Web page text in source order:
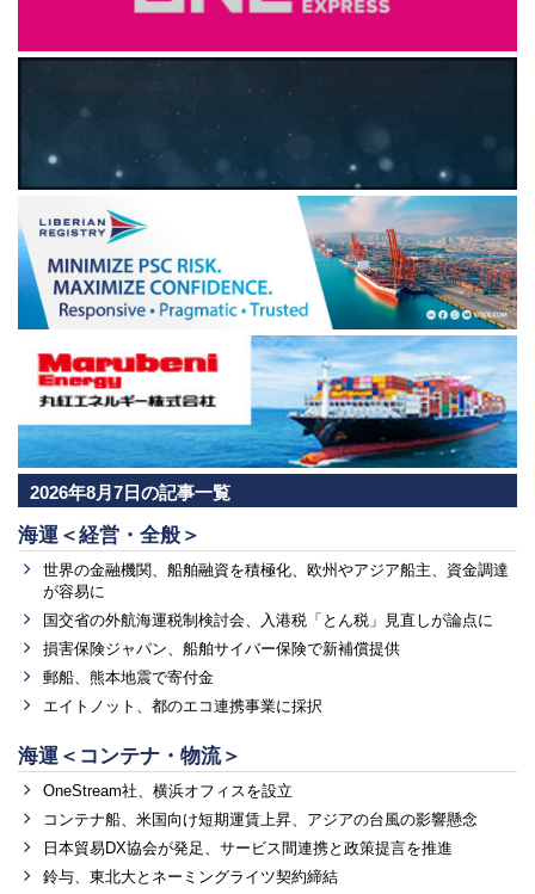
2026年8月7日の記事一覧
海運＜経営・全般＞
世界の金融機関、船舶融資を積極化、欧州やアジア船主、資金調達
が容易に
国交省の外航海運税制検討会、入港税「とん税」見直しが論点に
損害保険ジャパン、船舶サイバー保険で新補償提供
郵船、熊本地震で寄付金
エイトノット、都のエコ連携事業に採択
海運＜コンテナ・物流＞
OneStream社、横浜オフィスを設立
コンテナ船、米国向け短期運賃上昇、アジアの台風の影響懸念
日本貿易DX協会が発足、サービス間連携と政策提言を推進
鈴与、東北大とネーミングライツ契約締結